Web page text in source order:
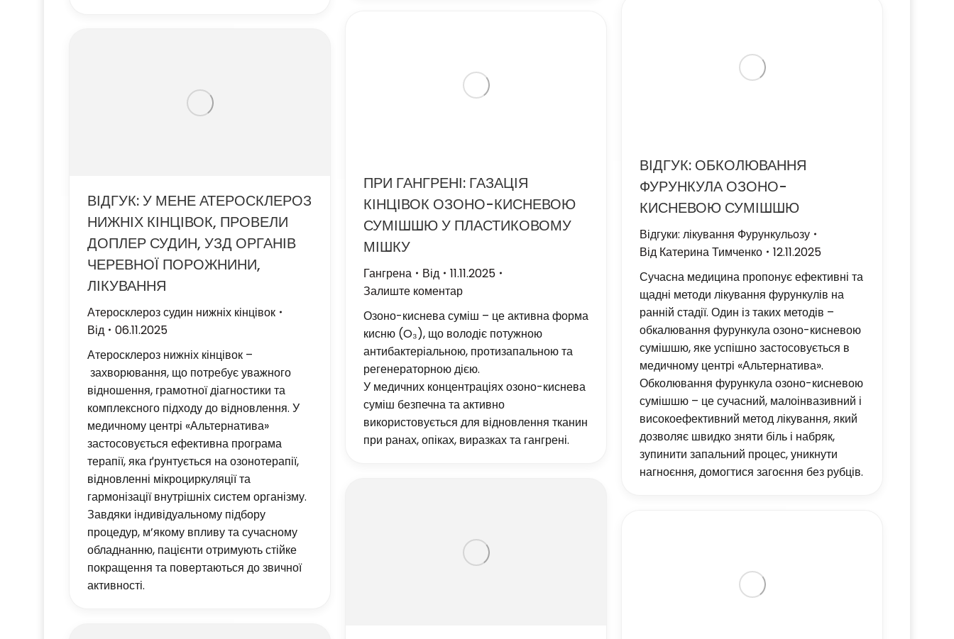
ВІДГУК: ОБКОЛЮВАННЯ
ФУРУНКУЛА ОЗОНО-
КИСНЕВОЮ СУМІШШЮ
Відгуки: лікування Фурункульозу
Від Катерина Тимченко
12.11.2025
Сучасна медицина пропонує ефективні та
щадні методи лікування фурункулів на
ранній стадії. Один із таких методів –
обкалювання фурункула озоно-кисневою
сумішшю, яке успішно застосовується в
медичному центрі «Альтернатива».
Обколювання фурункула озоно-кисневою
сумішшю – це сучасний, малоінвазивний і
високоефективний метод лікування, який
дозволяє швидко зняти біль і набряк,
зупинити запальний процес, уникнути
нагноєння, домогтися загоєння без рубців.
ПРИ ГАНГРЕНІ: ГАЗАЦІЯ
КІНЦІВОК ОЗОНО-КИСНЕВОЮ
СУМІШШЮ У ПЛАСТИКОВОМУ
МІШКУ
Гангрена Від
11.11.2025
Залиште коментар
Озоно-киснева суміш – це активна форма
кисню (O₃), що володіє потужною
антибактеріальною, протизапальною та
регенераторною дією.
У медичних концентраціях озоно-киснева
суміш безпечна та активно
використовується для відновлення тканин
при ранах, опіках, виразках та гангрені.
ВІДГУК: У МЕНЕ АТЕРОСКЛЕРОЗ
НИЖНІХ КІНЦІВОК, ПРОВЕЛИ
ДОПЛЕР СУДИН, УЗД ОРГАНІВ
ЧЕРЕВНОЇ ПОРОЖНИНИ,
ЛІКУВАННЯ
Атеросклероз судин нижніх кінцівок
Від
06.11.2025
Атеросклероз нижніх кінцівок –
захворювання, що потребує уважного
відношення, грамотної діагностики та
комплексного підходу до відновлення. У
медичному центрі «Альтернатива»
застосовується ефективна програма
терапії, яка ґрунтується на озонотерапії,
відновленні мікроциркуляції та
гармонізації внутрішніх систем організму.
Завдяки індивідуальному підбору
процедур, м’якому впливу та сучасному
обладнанню, пацієнти отримують стійке
покращення та повертаються до звичної
активності.